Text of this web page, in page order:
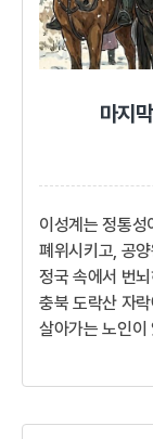
마지
이성계는 정통
폐위시키고, 공
정국 속에서 번
충북 도락산 자
살아가는 노인이
집이 궁궐터가